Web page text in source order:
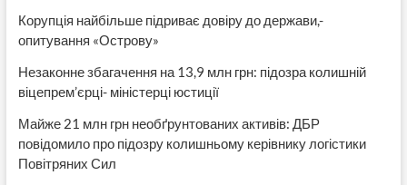
Корупція найбільше підриває довіру до держави,-
опитування «Острову»
Незаконне збагачення на 13,9 млн грн: підозра колишній
віцепрем’єрці- міністерці юстиції
Майже 21 млн грн необґрунтованих активів: ДБР
повідомило про підозру колишньому керівнику логістики
Повітряних Сил